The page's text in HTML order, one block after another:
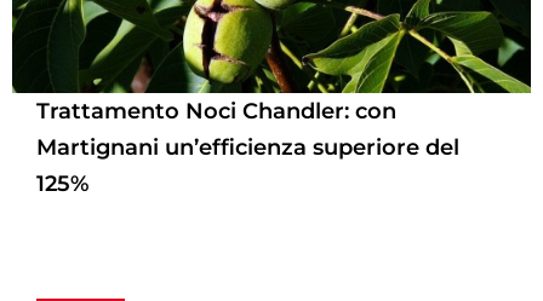
Trattamento Noci Chandler: con
Martignani un’efficienza superiore del
125%